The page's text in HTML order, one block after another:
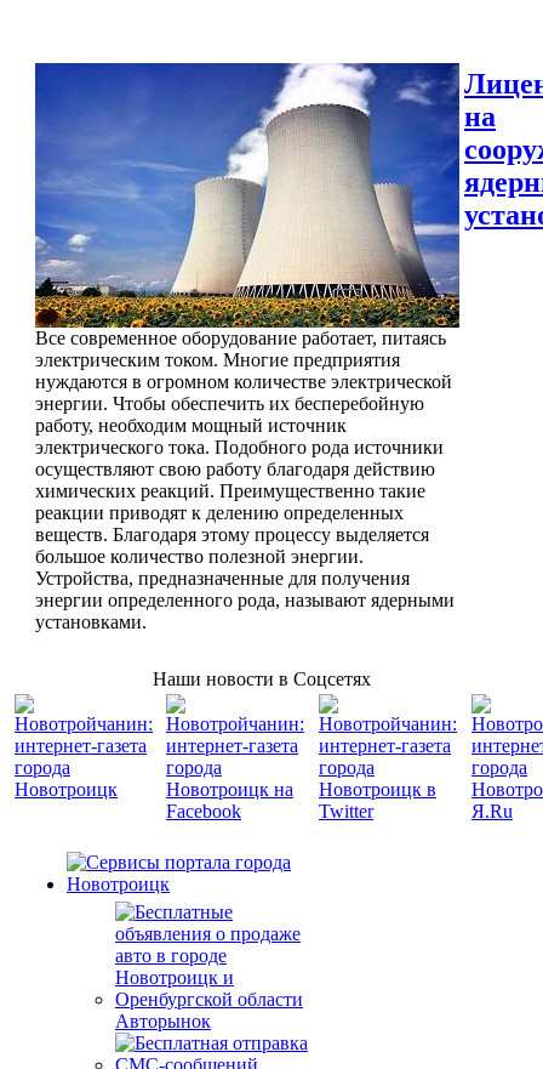
Все современное оборудование работает, питаясь
электрическим током. Многие предприятия
нуждаются в огромном количестве электрической
энергии. Чтобы обеспечить их бесперебойную
работу, необходим мощный источник
электрического тока. Подобного рода источники
осуществляют свою работу благодаря действию
химических реакций. Преимущественно такие
реакции приводят к делению определенных
веществ. Благодаря этому процессу выделяется
большое количество полезной энергии.
Устройства, предназначенные для получения
энергии определенного рода, называют ядерными
установками.
на
Наши новости в Соцсетях
Авторынок